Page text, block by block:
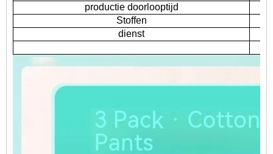
productie doorlooptijd
Stoffen
dienst